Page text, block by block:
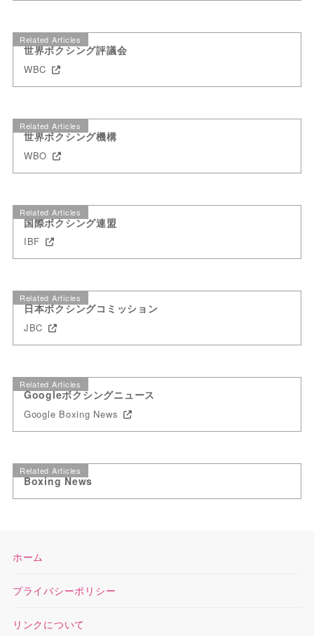
Related Articles
世界ボクシング評議会
WBC
Related Articles
世界ボクシング機構
WBO
Related Articles
国際ボクシング連盟
IBF
Related Articles
日本ボクシングコミッション
JBC
Related Articles
Googleボクシングニュース
Google Boxing News
Related Articles
Boxing News
ホーム
プライバシーポリシー
リンクについて